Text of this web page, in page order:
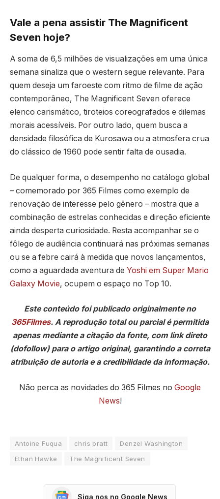
Vale a pena assistir The Magnificent
Seven hoje?
A soma de 6,5 milhões de visualizações em uma única
semana sinaliza que o western segue relevante. Para
quem deseja um faroeste com ritmo de filme de ação
contemporâneo, The Magnificent Seven oferece
elenco carismático, tiroteios coreografados e dilemas
morais acessíveis. Por outro lado, quem busca a
densidade filosófica de Kurosawa ou a atmosfera crua
do clássico de 1960 pode sentir falta de ousadia.
De qualquer forma, o desempenho no catálogo global
– comemorado por 365 Filmes como exemplo de
renovação de interesse pelo gênero – mostra que a
combinação de estrelas conhecidas e direção eficiente
ainda desperta curiosidade. Resta acompanhar se o
fôlego de audiência continuará nas próximas semanas
ou se a febre cairá à medida que novos lançamentos,
como a aguardada aventura de Yoshi em Super Mario
Galaxy Movie, ocupem o espaço no Top 10.
Este conteúdo foi publicado originalmente no
365Filmes. A reprodução total ou parcial é permitida
apenas mediante a citação da fonte, com link direto
(dofollow) para o artigo original, garantindo a correta
atribuição de autoria e a credibilidade da informação.
Não perca as novidades do 365 Filmes no Google
News!
Antoine Fuqua chris pratt
Denzel Washington
Ethan Hawke
The Magnificent Seven
Siga nos no Google News